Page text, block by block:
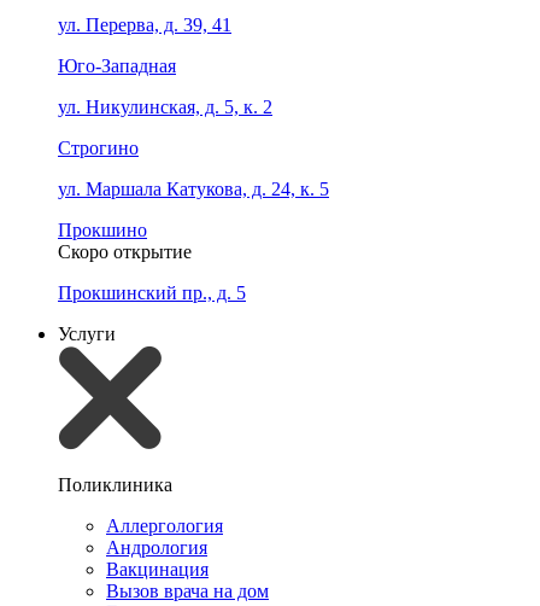
ул. Перерва, д. 39, 41
Юго-Западная
ул. Никулинская, д. 5, к. 2
Строгино
ул. Маршала Катукова, д. 24, к. 5
Прокшино
Скоро открытие
Прокшинский пр., д. 5
Услуги
Поликлиника
Аллергология
Андрология
Вакцинация
Вызов врача на дом